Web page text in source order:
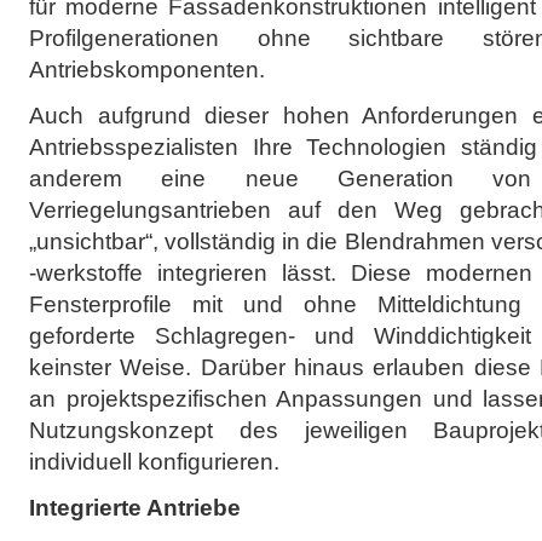
für moderne Fassadenkonstruktionen
Profilgenerationen ohne sichtbare
Antriebskomponenten.
Auch aufgrund dieser hohen Anforderungen
Antriebsspezialisten Ihre Technologien
anderem eine neue Generation von
Verriegelungsantrieben auf den Weg
„unsichtbar“, vollständig in die Blendrahmen
-werkstoffe integrieren lässt. Diese
Fensterprofile mit und ohne Mitteldichtung
geforderte Schlagregen- und
keinster Weise. Darüber hinaus erlauben
an projektspezifischen Anpassungen und
Nutzungskonzept des jeweiligen
individuell konfigurieren.
Integrierte Antriebe